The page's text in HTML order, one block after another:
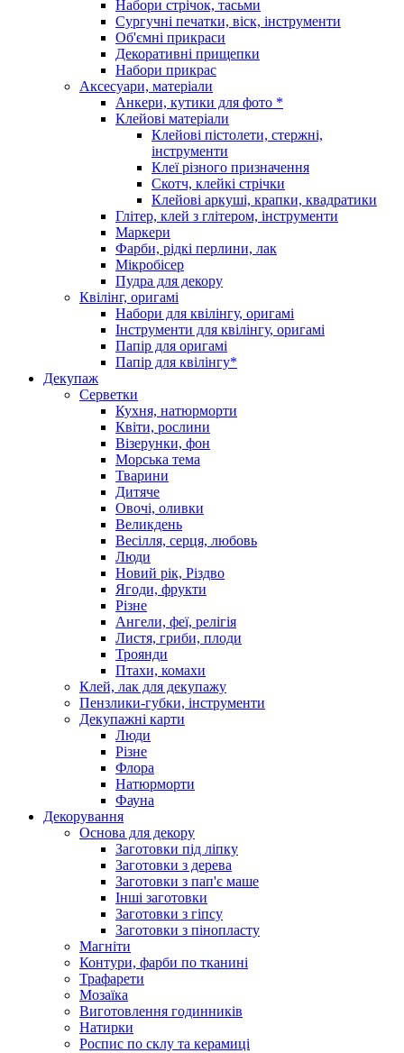
Набори стрічок, тасьми
Сургучні печатки, віск, інструменти
Об'ємні прикраси
Декоративні прищепки
Набори прикрас
Аксесуари, матеріали
Анкери, кутики для фото *
Клейові матеріали
Клейові пістолети, стержні,
інструменти
Клеї різного призначення
Скотч, клейкі стрічки
Клейові аркуші, крапки, квадратики
Глітер, клей з глітером, інструменти
Маркери
Фарби, рідкі перлини, лак
Мікробісер
Пудра для декору
Квілінг, оригамі
Набори для квілінгу, оригамі
Інструменти для квілінгу, оригамі
Папір для оригамі
Папір для квілінгу*
Декупаж
Серветки
Кухня, натюрморти
Квіти, рослини
Візерунки, фон
Морська тема
Тварини
Дитяче
Овочі, оливки
Великдень
Весілля, серця, любовь
Люди
Новий рік, Різдво
Ягоди, фрукти
Різне
Ангели, феї, релігія
Листя, гриби, плоди
Троянди
Птахи, комахи
Клей, лак для декупажу
Пензлики-губки, інструменти
Декупажні карти
Люди
Різне
Флора
Натюрморти
Фауна
Декорування
Основа для декору
Заготовки під ліпку
Заготовки з дерева
Заготовки з пап'є маше
Інші заготовки
Заготовки з гіпсу
Заготовки з пінопласту
Магніти
Контури, фарби по тканині
Трафарети
Мозаїка
Виготовлення годинників
Натирки
Роспис по склу та керамиці